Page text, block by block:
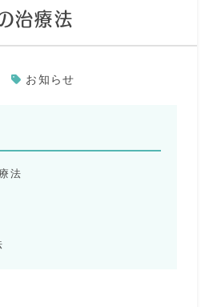
治療法
お知らせ
法